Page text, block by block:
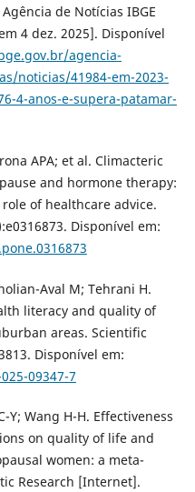
de Notícias IBGE
4 dez. 2025]. Disponível
agencia-
noticias/41984-em-2023-
4-anos-e-supera-patamar-
APA; et al. Climacteric
and hormone therapy:
of healthcare advice.
Disponível em:
Aval M; Tehrani H.
literacy and quality of
areas. Scientific
Disponível em:
09347-7
Y; Wang H-H. Effectiveness
on quality of life and
women: a meta-
Research [Internet].